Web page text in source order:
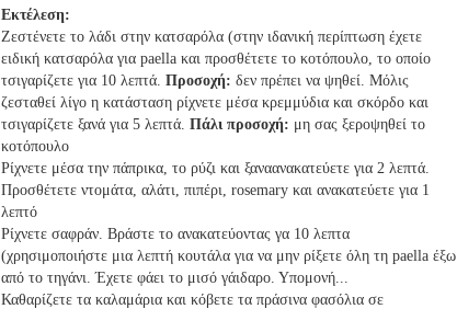
Εκτέλεση:
Ζεστένετε το λάδι στην κατσαρόλα (στην ιδανική περίπτωση έχετε
ειδική κατσαρόλα για paella και προσθέτετε το κοτόπουλο, το οποίο
τσιγαρίζετε για 10 λεπτά.Προσοχή: δεν πρέπει να ψηθεί. Μόλις
ζεσταθεί λίγο η κατάσταση ρίχνετε μέσα κρεμμύδια και σκόρδο και
τσιγαρίζετε ξανά για 5 λεπτά.Πάλι προσοχή: μη σας ξεροψηθεί το
κοτόπουλο
Ρίχνετε μέσα την πάπρικα, το ρύζι και ξαναανακατεύετε για 2 λεπτά.
Προσθέτετε ντομάτα, αλάτι, πιπέρι, rosemary και ανακατεύετε για 1
λεπτό
Ρίχνετε σαφράν. Βράστε το ανακατεύοντας γα 10 λεπτα
(χρησιμοποιήστε μια λεπτή κουτάλα για να μην ρίξετε όλη τη paella έξω
από το τηγάνι. Έχετε φάει το μισό γάιδαρο. Υπομονή...
Καθαρίζετε τα καλαμάρια και κόβετε τα πράσινα φασόλια σε